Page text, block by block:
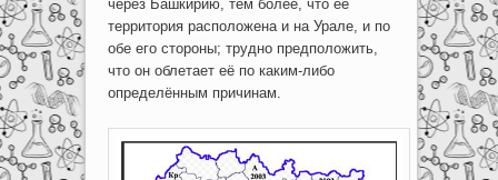
через Башкирию, тем более, что её
территория расположена и на Урале, и по
обе его стороны; трудно предположить,
что он облетает её по каким-либо
определённым причинам.